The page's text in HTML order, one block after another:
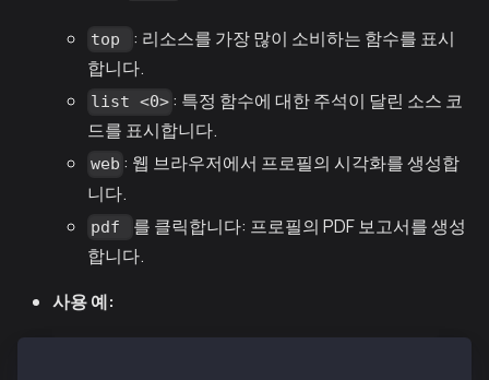
top
: 리소스를 가장 많이 소비하는 함수를 표시
합니다.
list <0> : 특정 함수에 대한 주석이 달린 소스 코
드를 표시합니다.
web : 웹 브라우저에서 프로필의 시각화를 생성합
니다.
pdf
를 클릭합니다: 프로필의 PDF 보고서를 생성
합니다.
사용 예: